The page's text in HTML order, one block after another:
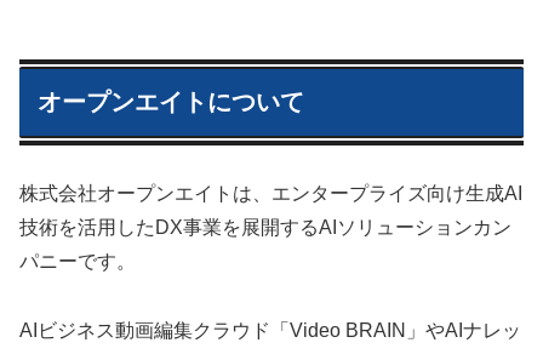
オープンエイトについて
株式会社オープンエイトは、エンタープライズ向け生成AI
技術を活用したDX事業を展開するAIソリューションカン
パニーです。
AIビジネス動画編集クラウド「Video BRAIN」やAIナレッ